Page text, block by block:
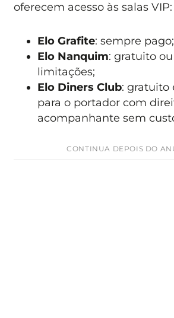
oferecem acesso às salas VIP:
Elo Grafite: sempre pago;
Elo Nanquim: gratuito
limitações;
Elo Diners Club: gratuito
para o portador com
acompanhante sem
CONTINUA DEPOIS DO